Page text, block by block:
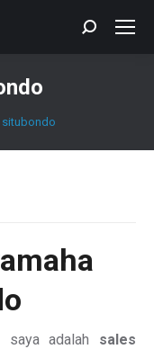
Search:
situbondo
saya adalah sales